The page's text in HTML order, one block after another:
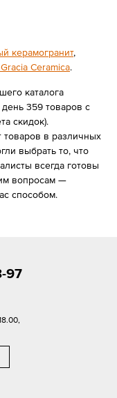
керамогранит,
Ceramica.
каталога
359 товаров с
скидок).
в различных
выбрать то, что
всегда готовы
вопросам —
способом.
97